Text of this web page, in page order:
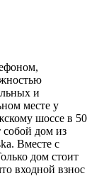
и
месте у
шоссе в 50
дом из
Вместе с
дом стоит
входной взнос